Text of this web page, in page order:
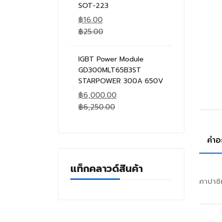
SOT-223
฿16.00
฿25.00
IGBT Power Module
GD300MLT65B3ST
STARPOWER 300A 650V
฿6,000.00
฿6,250.00
แท็กคลาวด์สินค้า
คำ
คาปา